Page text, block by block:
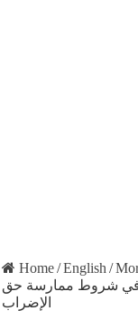
Home/English /
في شروط ممارسة حق
الإضراب